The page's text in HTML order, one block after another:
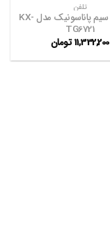
تلفن
تلفن بی سیم پاناسونیک مدل KX-
TG6721
11,332,200 تومان